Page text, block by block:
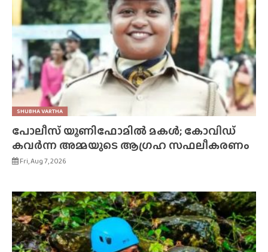
SHUBHA VARTHA
പോലീസ് യൂണിഫോമിൽ മകൾ; കോവിഡ്
കവർന്ന അമ്മയുടെ ആഗ്രഹ സഫലീകരണം
Fri, Aug 7, 2026